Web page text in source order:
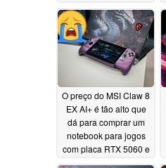
O preço do MSI Claw 8
EX AI+ é tão alto que
dá para comprar um
notebook para jogos
com placa RTX 5060 e